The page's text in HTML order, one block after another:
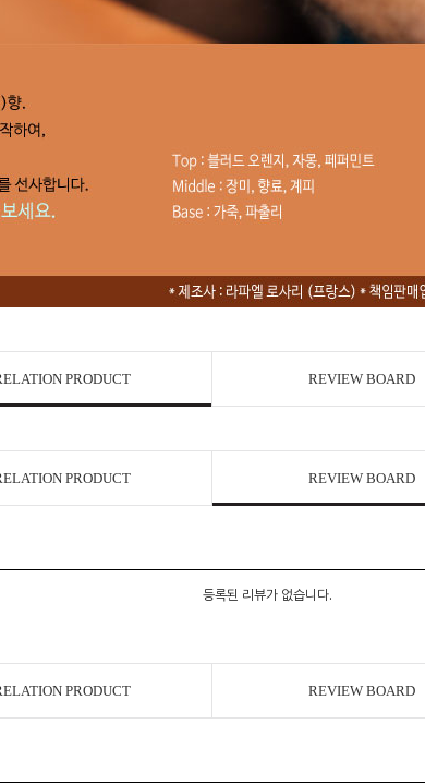
PRODUCT REVIEW BOARD
PRODUCT REVIEW BOARD
등록된 리뷰가 없습니다.
PRODUCT REVIEW BOARD